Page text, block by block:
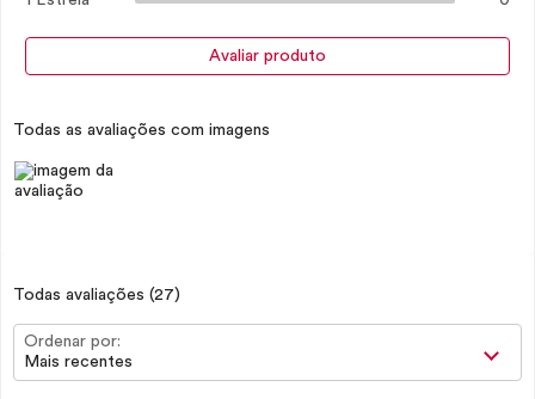
Avaliar produto
Todas as avaliações com imagens
Todas avaliações (27)
Ordenar por:
Mais recentes